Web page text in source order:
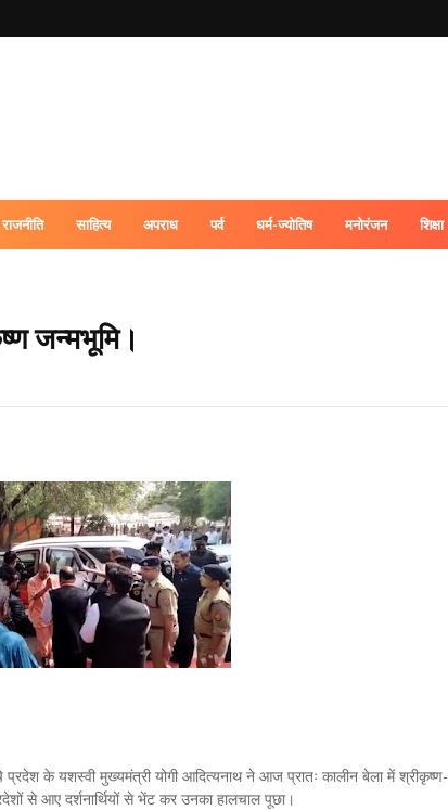
राजनीति साहित्य अपराध पर्व धर्म-ज्योतिष मनोरंजन शिक्षा
जन्मभूमि।
के यशस्वी मुख्यमंत्री योगी आदित्यनाथ ने आज प्रातः कालीन बेला में श्रीकृष्ण-
से आए दर्शनार्थियों से भेंट कर उनका हालचाल पूछा।